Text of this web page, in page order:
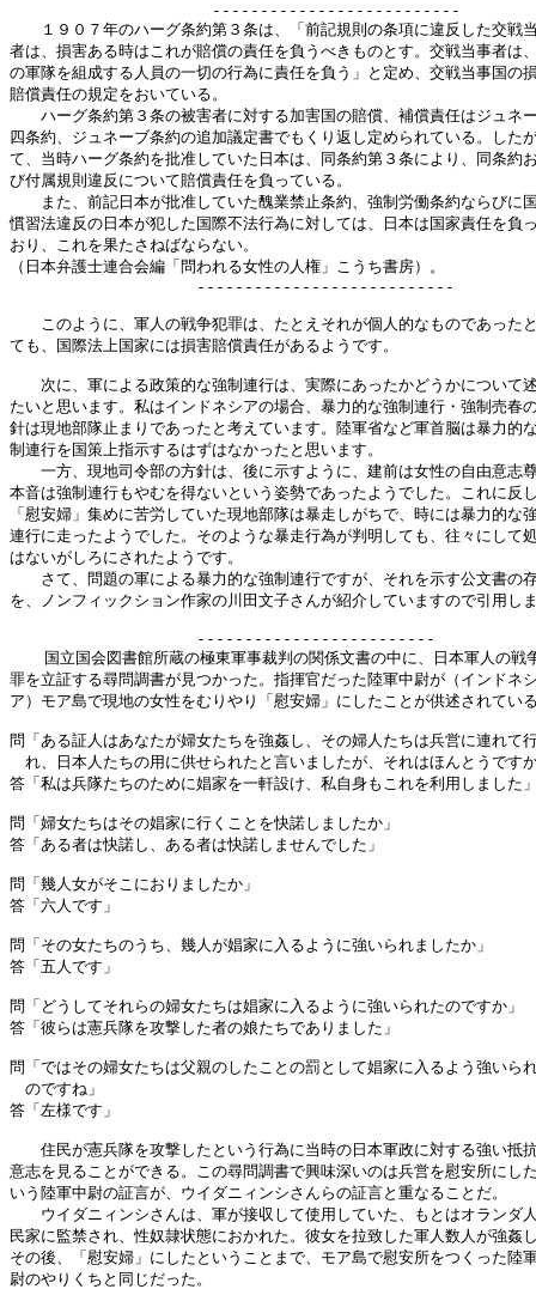
--------------------------
１９０７年のハーグ条約第３条は、「前記規則の条項に違反した交戦
者は、損害ある時はこれが賠償の責任を負うべきものとす。交戦当事者は
の軍隊を組成する人員の一切の行為に責任を負う」と定め、交戦当事国の
賠償責任の規定をおいている。
ハーグ条約第３条の被害者に対する加害国の賠償、補償責任はジュネ
四条約、ジュネーブ条約の追加議定書でもくり返し定められている。した
て、当時ハーグ条約を批准していた日本は、同条約第３条により、同条約
び付属規則違反について賠償責任を負っている。
また、前記日本が批准していた醜業禁止条約、強制労働条約ならびに
慣習法違反の日本が犯した国際不法行為に対しては、日本は国家責任を負
おり、これを果たさねばならない。
（日本弁護士連合会編「問われる女性の人権」こうち書房）。
---------------------------
このように、軍人の戦争犯罪は、たとえそれが個人的なものであった
ても、国際法上国家には損害賠償責任があるようです。
次に、軍による政策的な強制連行は、実際にあったかどうかについて
たいと思います。私はインドネシアの場合、暴力的な強制連行・強制売春
針は現地部隊止まりであったと考えています。陸軍省など軍首脳は暴力的
制連行を国策上指示するはずはなかったと思います。
一方、現地司令部の方針は、後に示すように、建前は女性の自由意志
本音は強制連行もやむを得ないという姿勢であったようでした。これに反
「慰安婦」集めに苦労していた現地部隊は暴走しがちで、時には暴力的な
連行に走ったようでした。そのような暴走行為が判明しても、往々にして
はないがしろにされたようです。
さて、問題の軍による暴力的な強制連行ですが、それを示す公文書の
を、ノンフィックション作家の川田文子さんが紹介していますので引用し
-------------------------
　国立国会図書館所蔵の極東軍事裁判の関係文書の中に、日本軍人の戦
罪を立証する尋問調書が見つかった。指揮官だった陸軍中尉が（インドネ
ア）モア島で現地の女性をむりやり「慰安婦」にしたことが供述されてい
問「ある証人はあなたが婦女たちを強姦し、その婦人たちは兵営に連れて
れ、日本人たちの用に供せられたと言いましたが、それはほんとうです
答「私は兵隊たちのために娼家を一軒設け、私自身もこれを利用しました
問「婦女たちはその娼家に行くことを快諾しましたか」
答「ある者は快諾し、ある者は快諾しませんでした」
問「幾人女がそこにおりましたか」
答「六人です」
問「その女たちのうち、幾人が娼家に入るように強いられましたか」
答「五人です」
問「どうしてそれらの婦女たちは娼家に入るように強いられたのですか」
答「彼らは憲兵隊を攻撃した者の娘たちでありました」
問「ではその婦女たちは父親のしたことの罰として娼家に入るよう強いら
のですね」
答「左様です」
住民が憲兵隊を攻撃したという行為に当時の日本軍政に対する強い抵
意志を見ることができる。この尋問調書で興味深いのは兵営を慰安所にし
いう陸軍中尉の証言が、ウイダニィンシさんらの証言と重なることだ。
ウイダニィンシさんは、軍が接収して使用していた、もとはオランダ
民家に監禁され、性奴隷状態におかれた。彼女を拉致した軍人数人が強姦
その後、「慰安婦」にしたということまで、モア島で慰安所をつくった陸
尉のやりくちと同じだった。